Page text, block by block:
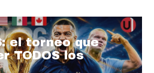
el torneo que
TODOS los